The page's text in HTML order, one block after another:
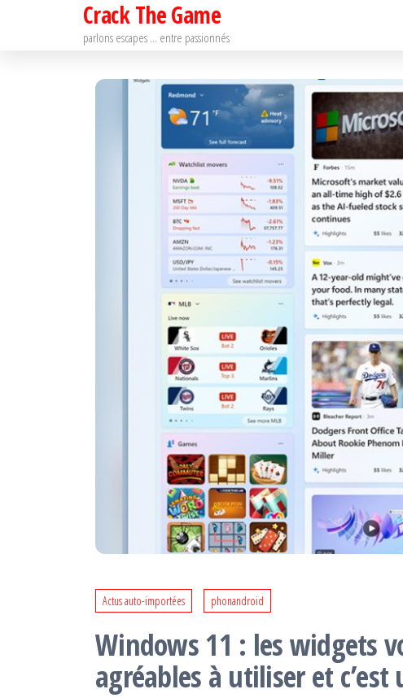
Crack The Game
parlons escapes … entre passionnés
Actus auto-importées phonandroid
Windows 11 : les widgets
agréables à utiliser et